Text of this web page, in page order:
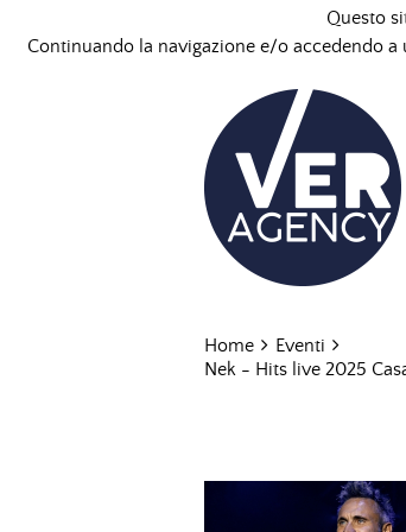
Questo
Continuando la navigazione e/o accedendo
Home
Eventi
Nek - Hits live 2025